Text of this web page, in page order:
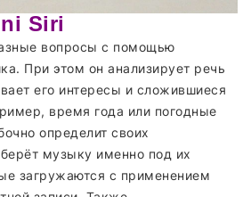
Siri
вопросы с помощью
При этом он анализирует речь
его интересы и сложившиеся
время года или погодные
определит своих
музыку именно под их
загружаются с применением